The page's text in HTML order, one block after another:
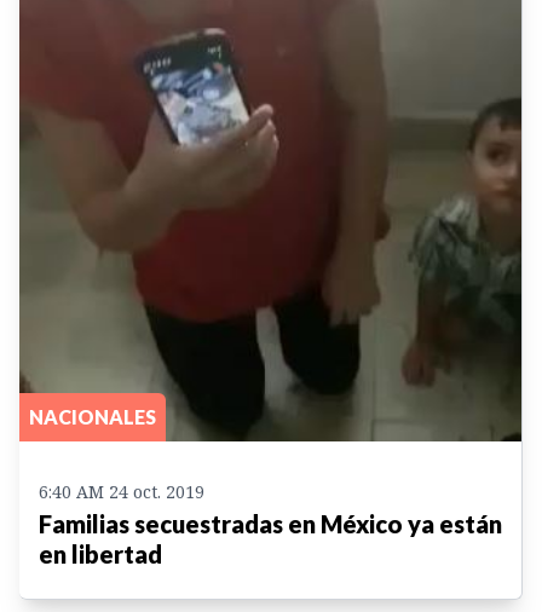
NACIONALES
6:40 AM 24 oct. 2019
Familias secuestradas en México ya están
en libertad